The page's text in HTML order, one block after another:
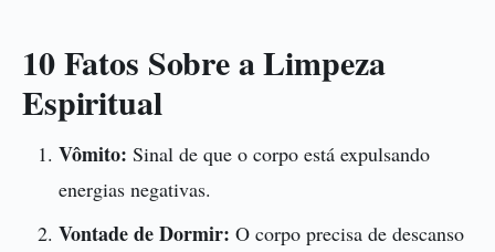
10 Fatos Sobre a Limpeza
Espiritual
Vômito: Sinal de que o corpo está expulsando
energias negativas.
Vontade de Dormir: O corpo precisa de descanso